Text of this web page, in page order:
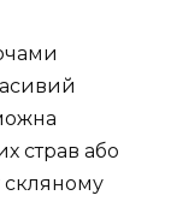
страв або
скляному